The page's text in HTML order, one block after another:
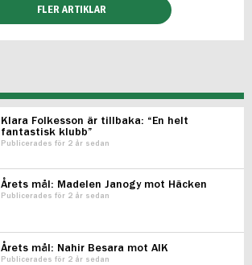
FLER ARTIKLAR
Klara Folkesson är tillbaka: “En helt
fantastisk klubb”
Publicerades för 2 år sedan
Årets mål: Madelen Janogy mot Häcken
Publicerades för 2 år sedan
Årets mål: Nahir Besara mot AIK
Publicerades för 2 år sedan